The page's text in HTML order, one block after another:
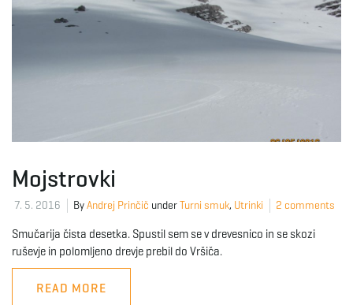
Mojstrovki
7. 5. 2016 ByAndrej Prinčič underTurni smuk, Utrinki 2 comments
Smučarija čista desetka. Spustil sem se v drevesnico in se skozi
ruševje in polomljeno drevje prebil do Vršiča.
READ MORE